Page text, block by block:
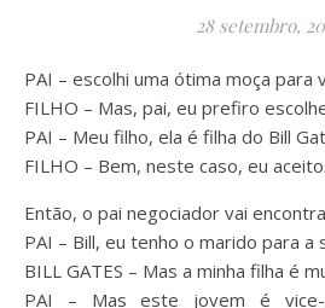
28 setembro,
PAI – escolhi uma ótima moça para
FILHO – Mas, pai, eu prefiro
PAI – Meu filho, ela é filha do Bill
FILHO – Bem, neste caso, eu aceito.
Então, o pai negociador vai
PAI – Bill, eu tenho o marido para a
BILL GATES – Mas a minha filha é
PAI – Mas este jovem é vice-